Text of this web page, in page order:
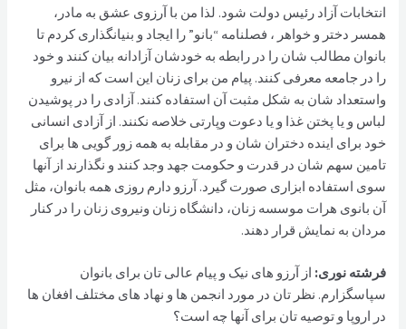
انتخابات آزاد رئیس دولت شود. لذا من با آرزوی عشق به مادر،
همسر دختر و خواهر ، فصلنامه “بانو” را ایجاد و بنیانگذاری کردم تا
بانوان مطالب شان را در رابطه به خودشان آزادانه بیان کنند و خود
را در جامعه معرفی کنند. پیام من برای زنان این است که از نیرو
واستعداد شان به شکل مثبت آن استفاده کنند. آزادی را در پوشیدن
لباس و یا پختن غذا و یا دعوت وپارتی خلاصه نکنند. از آزادی انسانی
خود برای اینده دختران شان و در مقابله به همه زور گویی ها برای
تامین سهم شان در قدرت و حکومت جهد وجد کنند و نگذارند از آنها
سوی استفاده ابزاری صورت گیرد. آرزو دارم روزی همه بانوان، مثل
آن بانوی هرات موسسه زنان، دانشگاه زنان ونیروی زنان را در کنار
مردان به نمایش قرار دهند.
فرشته نوری: از آرزو های نیک و پیام عالی تان برای بانوان
سپاسگزارم. نظر تان در مورد انجمن ها و نهاد های مختلف افغان ها
در اروپا و توصیه تان برای آنها چه است؟